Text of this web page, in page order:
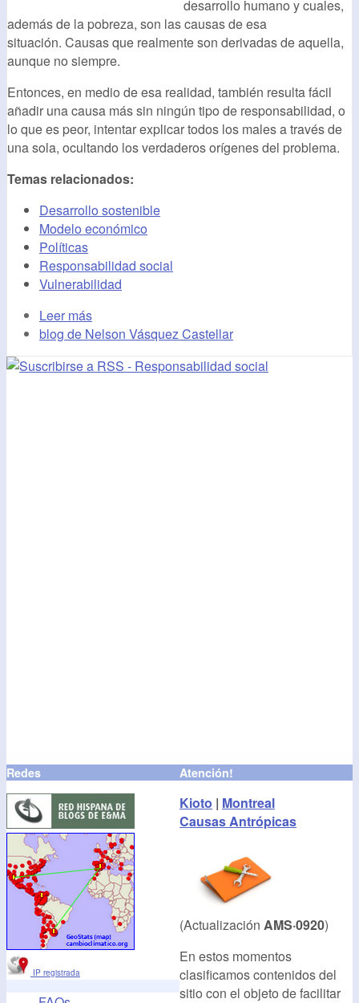
desarrollo humano y cuales,
además de la pobreza, son las causas de esa
situación. Causas que realmente son derivadas de aquella,
aunque no siempre.
Entonces, en medio de esa realidad, también resulta fácil
añadir una causa más sin ningún tipo de responsabilidad, o
lo que es peor, intentar explicar todos los males a través de
una sola, ocultando los verdaderos orígenes del problema.
Temas relacionados:
Desarrollo sostenible
Modelo económico
Políticas
Responsabilidad social
Vulnerabilidad
Leer más
blog de Nelson Vásquez Castellar
Redes
IP registrada
Atención!
Kioto | Montreal
Causas Antrópicas
(Actualización AMS·0920)
En estos momentos
clasificamos contenidos del
sitio con el objeto de facilitar